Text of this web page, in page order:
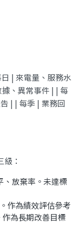
| 來電量、服務水
、異常事件 | | 每
| | 每季 | 業務回
：
、放棄率。未達標
。作為績效評估參考
作為長期改善目標